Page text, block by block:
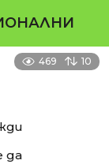
469 10
да